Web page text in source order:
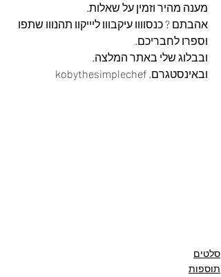
מענה מהיר וזמין על שאלות.
אהבתם ? כנסוווו עיקבווו ליייקוו תהנווו שתפו
וספרו לחבריכם.
ובבלוג שלי באתר המלצה.
ובאינסטגרם. kobythesimplechef
סלטים
תוספות